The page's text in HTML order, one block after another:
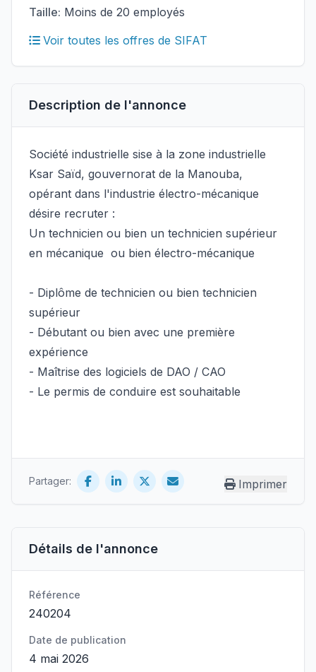
Détails de l'annonce
Référence
240204
Date de publication
4 mai 2026
Taille: Moins de 20 employés
Voir toutes les offres de SIFAT
Description de l'annonce
Société industrielle sise à la zone industrielle
Ksar Saïd, gouvernorat de la Manouba,
opérant dans l'industrie électro-mécanique
désire recruter :
Un technicien ou bien un technicien supérieur
en mécanique ou bien électro-mécanique
- Diplôme de technicien ou bien technicien
supérieur
- Débutant ou bien avec une première
expérience
- Maîtrise des logiciels de DAO / CAO
- Le permis de conduire est souhaitable
Partager: Imprimer